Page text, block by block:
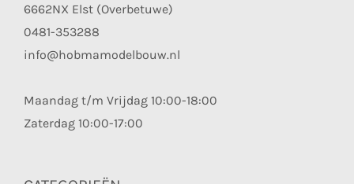
6662NX Elst (Overbetuwe)
0481-353288
info@hobmamodelbouw.nl
Maandag t/m Vrijdag 10:00-18:00
Zaterdag 10:00-17:00